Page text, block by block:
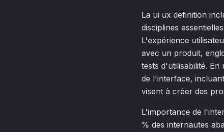
La ui ux definition
disciplines
L'expérience
avec un produit,
tests d'utilisabilité.
de l'interface,
visent à créer des
L'importance de
% des internautes